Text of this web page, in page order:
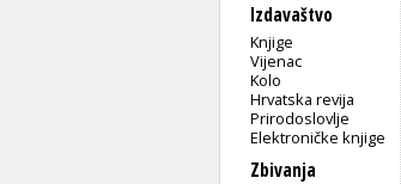
Izdavaštvo
Knjige
Vijenac
Kolo
Hrvatska revija
Prirodoslovlje
Elektroničke knjige
Zbivanja